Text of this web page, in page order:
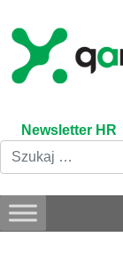
content
Newsletter HR